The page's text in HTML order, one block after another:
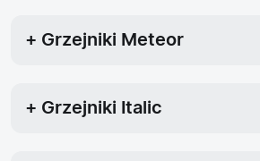
+ Grzejniki Meteor
+ Grzejniki Italic